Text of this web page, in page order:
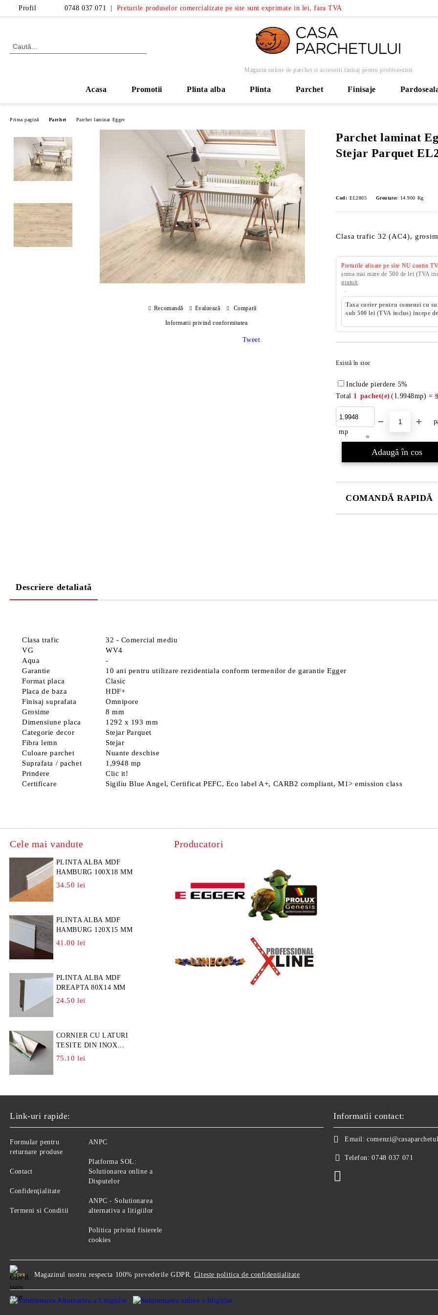
Profil 0748 037 071 Preturile produselor comercializate pe site sunt exprimate in lei, fara TVA
Magazin online de parchet si accesorii finisaj pentru profesionisti
Acasa Promotii Plinta alba Plinta Parchet Finisaje
Prima pagină Parchet Parchet laminat Egger
Parchet laminat
Stejar Parquet
Cod: EL2805 Greutate: 14.900 Kg
Clasa trafic 32 (AC4),
Preturile afisate pe site NU contin
suma mai mare de 500 de lei (TVA
gratuit
Taxa curier pentru comenzi cu
sub 500 lei (TVA inclus) incepe
Există în stoc
Include pierdere 5%
Total 1 pachet(e) (1.9948mp) =
mp
COMANDĂ RAPIDĂ
Recomandă Evaluează Compară
Informatii privind conformitatea
Tweet
Descriere detaliată
Clasa trafic
32 - Comercial mediu
VG
WV4
Aqua
-
Garantie
10 ani pentru utilizare rezidentiala conform termenilor de garantie Egger
Format placa
Clasic
Placa de baza
HDF+
Finisaj suprafata
Omnipore
Grosime
8 mm
Dimensiune placa
1292 x 193 mm
Categorie decor
Stejar Parquet
Fibra lemn
Stejar
Culoare parchet
Nuante deschise
Suprafata / pachet
1,9948 mp
Prindere
Clic it!
Certificare
Sigiliu Blue Angel, Certificat PEFC, Eco label A+, CARB2 compliant, M1> emission class
Cele mai vandute
PLINTA ALBA MDF
HAMBURG 100X18 MM
34.50 lei
PLINTA ALBA MDF
HAMBURG 120X15 MM
41.00 lei
PLINTA ALBA MDF
DREAPTA 80X14 MM
24.50 lei
CORNIER CU LATURI
TESITE DIN INOX
L=A=25MM
75.10 lei
Producatori
Link-uri rapide:
Formular pentru
returnare produse
Contact
Confidenţialitate
Termeni si Conditii
ANPC
Platforma SOL:
Solutionarea online a
Disputelor
ANPC - Solutionarea
alternativa a litigiilor
Politica privind fisierele
cookies
Informatii contact:
Email:
Telefon: 0748 037 071
GDPR Magazinul nostru respecta 100% prevederile GDPR. Citeste politica de confidentialitate